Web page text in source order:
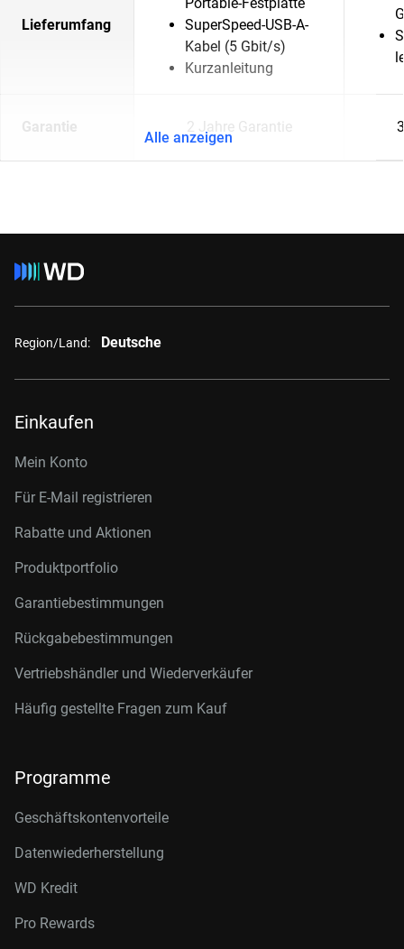
Lieferumfang
SuperSpeed-USB-A-
Kabel (5 Gbit/s)
Kurzanleitung
Garantie 2 Jahre Garantie
Alle anzeigen
Region/Land: Deutsche
Einkaufen
Mein Konto
Für E-Mail registrieren
Rabatte und Aktionen
Produktportfolio
Garantiebestimmungen
Rückgabebestimmungen
Vertriebshändler und Wiederverkäufer
Häufig gestellte Fragen zum Kauf
Programme
Geschäftskontenvorteile
Datenwiederherstellung
WD Kredit
Pro Rewards